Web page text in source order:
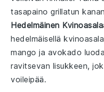
tasapainogrillatun kanan
Hedelmäinen
hedelmäisellä
mango ja avokado
ravitsevan lisukkeen,
voileipää.